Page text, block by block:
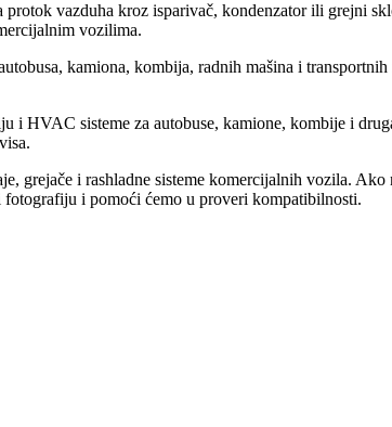
protok vazduha kroz isparivač, kondenzator ili grejni
vozilima.
kamiona, kombija, radnih mašina i
i HVAC sisteme za autobuse, kamione, kombije i
grejače i rashladne sisteme komercijalnih vozila.
i pomoći ćemo u proveri kompatibilnosti.